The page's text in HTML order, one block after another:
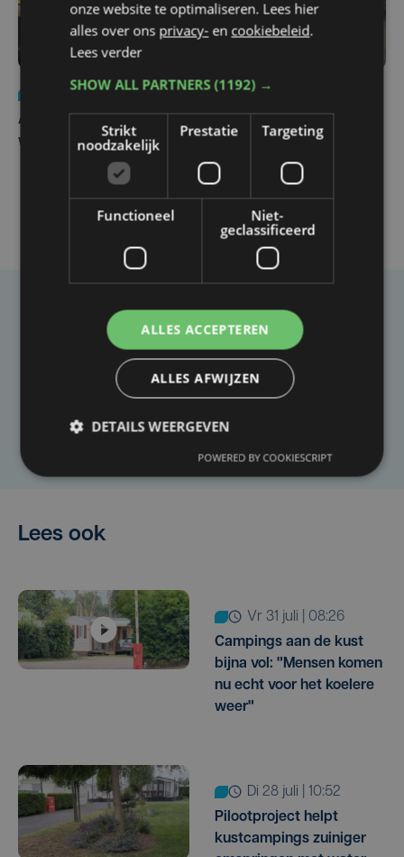
Nieuws
do 30 juli | 12:57
Autobestuurster rijdt na foutief manoeuvre tegen
winkelgevel in Ieper
Taalfout opgemerkt?
Heb je een taal- of schrijffout opgemerkt in dit
artikel?
Laat het ons weten
Lees ook
vr 31 juli | 08:26
Campings aan de kust
bijna vol: "Mensen komen
nu echt voor het koelere
weer"
di 28 juli | 10:52
Pilootproject helpt
kustcampings zuiniger
onze website te optimaliseren. Lees hier
alles over ons privacy- en cookiebeleid.
Lees verder
SHOW ALL PARTNERS(1192) →
Strikt
noodzakelijk
Prestatie Targeting
Functioneel
Niet-
geclassificeerd
ALLES ACCEPTEREN
ALLES AFWIJZEN
DETAILS WEERGEVEN
POWERED BY COOKIESCRIPT